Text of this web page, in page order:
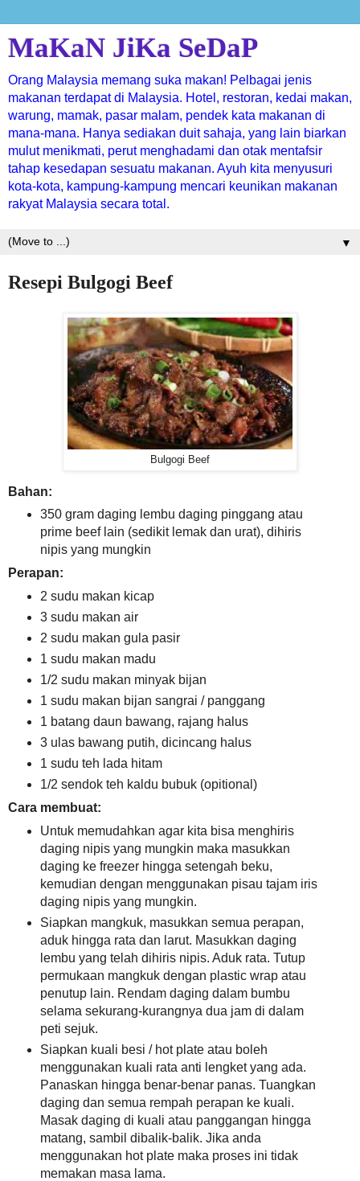
MaKaN JiKa SeDaP
Orang Malaysia memang suka makan! Pelbagai jenis
makanan terdapat di Malaysia. Hotel, restoran, kedai makan,
warung, mamak, pasar malam, pendek kata makanan di
mana-mana. Hanya sediakan duit sahaja, yang lain biarkan
mulut menikmati, perut menghadami dan otak mentafsir
tahap kesedapan sesuatu makanan. Ayuh kita menyusuri
kota-kota, kampung-kampung mencari keunikan makanan
rakyat Malaysia secara total.
▼
Resepi Bulgogi Beef
Bulgogi Beef
Bahan:
350 gram daging lembu daging pinggang atau
prime beef lain (sedikit lemak dan urat), dihiris
nipis yang mungkin
Perapan:
2 sudu makan kicap
3 sudu makan air
2 sudu makan gula pasir
1 sudu makan madu
1/2 sudu makan minyak bijan
1 sudu makan bijan sangrai / panggang
1 batang daun bawang, rajang halus
3 ulas bawang putih, dicincang halus
1 sudu teh lada hitam
1/2 sendok teh kaldu bubuk (opitional)
Cara membuat:
Untuk memudahkan agar kita bisa menghiris
daging nipis yang mungkin maka masukkan
daging ke freezer hingga setengah beku,
kemudian dengan menggunakan pisau tajam iris
daging nipis yang mungkin.
Siapkan mangkuk, masukkan semua perapan,
aduk hingga rata dan larut. Masukkan daging
lembu yang telah dihiris nipis. Aduk rata. Tutup
permukaan mangkuk dengan plastic wrap atau
penutup lain. Rendam daging dalam bumbu
selama sekurang-kurangnya dua jam di dalam
peti sejuk.
Siapkan kuali besi / hot plate atau boleh
menggunakan kuali rata anti lengket yang ada.
Panaskan hingga benar-benar panas. Tuangkan
daging dan semua rempah perapan ke kuali.
Masak daging di kuali atau panggangan hingga
matang, sambil dibalik-balik. Jika anda
menggunakan hot plate maka proses ini tidak
memakan masa lama.